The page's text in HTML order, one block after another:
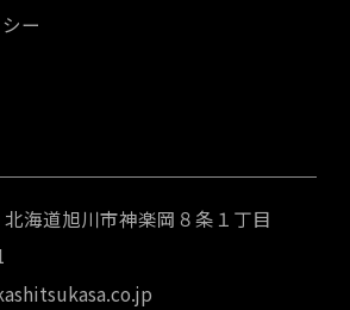
ー
海道旭川市神楽岡８条１丁目